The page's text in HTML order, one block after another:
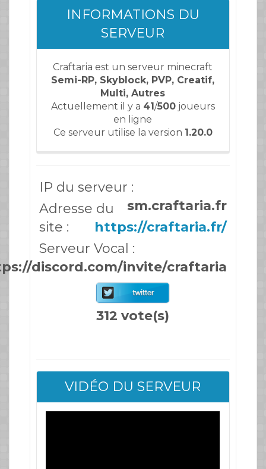
INFORMATIONS DU
SERVEUR
Craftaria est un serveur minecraft
Semi-RP, Skyblock, PVP, Creatif,
Multi, Autres
Actuellement il y a 41/500joueurs
en ligne
Ce serveur utilise la version 1.20.0
IP du serveur :
sm.craftaria.fr
Adresse du
site :
https://craftaria.fr/
Serveur Vocal :
discord.com/invite/craftaria
312 vote(s)
VIDÉO DU SERVEUR